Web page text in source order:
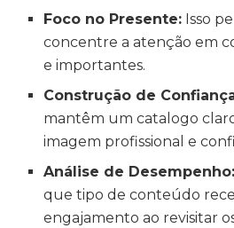
Foco no Presente: Isso
concentre a atenção em
e importantes.
Construção de
mantêm um catalogo
imagem profissional e
Análise de Desempenho:
que tipo de conteúdo
engajamento ao revisitar